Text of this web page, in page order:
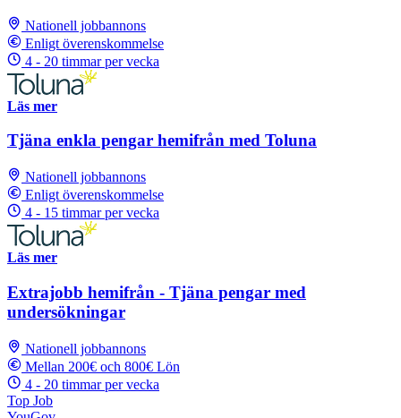
Nationell jobbannons
Enligt överenskommelse
4 - 20 timmar per vecka
Läs mer
Tjäna enkla pengar hemifrån med Toluna
Nationell jobbannons
Enligt överenskommelse
4 - 15 timmar per vecka
Läs mer
Extrajobb hemifrån - Tjäna pengar med
undersökningar
Nationell jobbannons
Mellan 200€ och 800€ Lön
4 - 20 timmar per vecka
Top Job